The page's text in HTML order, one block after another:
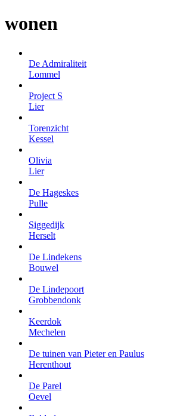
wonen
De Admiraliteit
Lommel
Project S
Lier
Torenzicht
Kessel
Olivia
Lier
De Hageskes
Pulle
Siggedijk
Herselt
De Lindekens
Bouwel
De Lindepoort
Grobbendonk
Keerdok
Mechelen
De tuinen van Pieter en Paulus
Herenthout
De Parel
Oevel